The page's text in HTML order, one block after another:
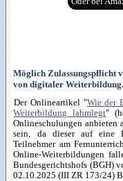
Möglich Zulassungspflicht
von digitaler Weiterbildung.
Der Onlineartikel "Wie der
Weiterbildung lahmlegt"
Onlineschulungen anbieten
sein, da dieser auf eine
Teilnehmer am
Online-Weiterbildungen
Bundesgerichtshofs (BGH)
02.10.2025 (III ZR 173/24)